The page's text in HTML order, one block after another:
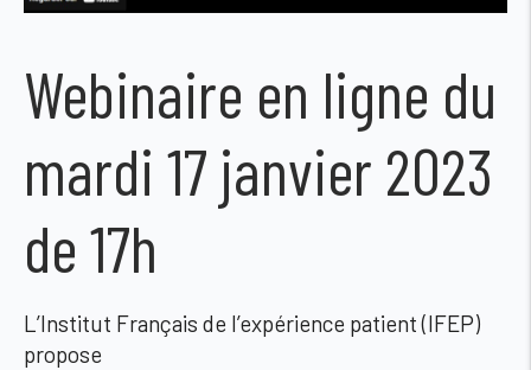
Webinaire en ligne du
mardi 17 janvier 2023
de 17h
L’Institut Français de l’expérience patient (IFEP)
propose